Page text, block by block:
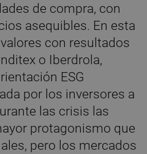
de compra, con
asequibles. En esta
con resultados
o Iberdrola,
ESG
por los inversores a
las crisis las
protagonismo que
pero los mercados